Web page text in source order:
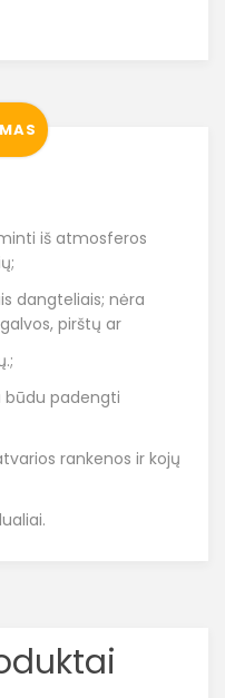
iš atmosferos
dangteliais; nėra
pirštų ar
būdu padengti
rankenos ir kojų